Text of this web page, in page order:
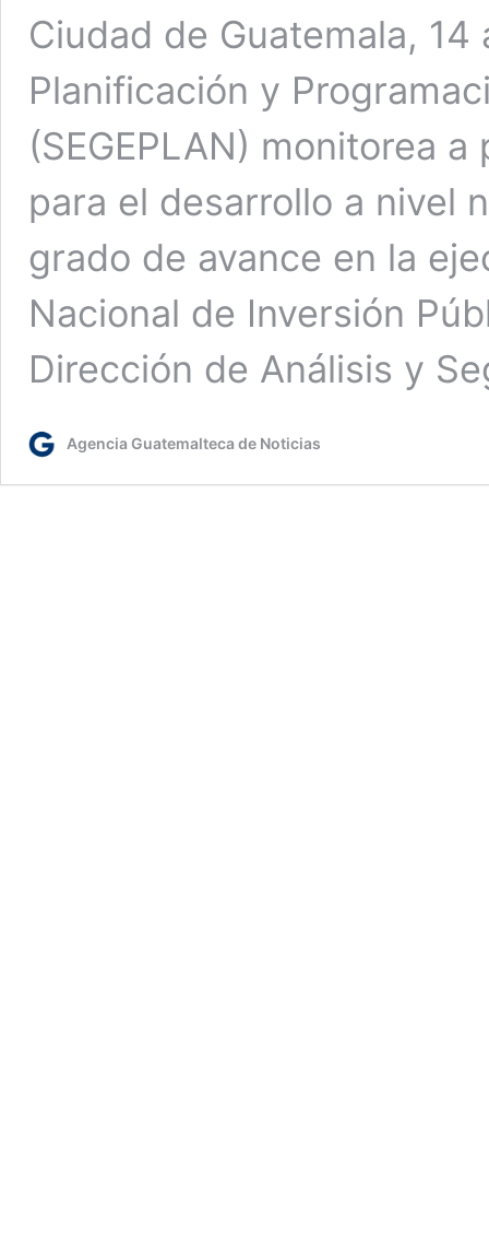
Ciudad de Guatemala, 14
Planificación y
(SEGEPLAN) monitorea
para el desarrollo a nivel
grado de avance en la
Nacional de Inversión
Dirección de Análisis y
Agencia Guatemalteca de Noticias